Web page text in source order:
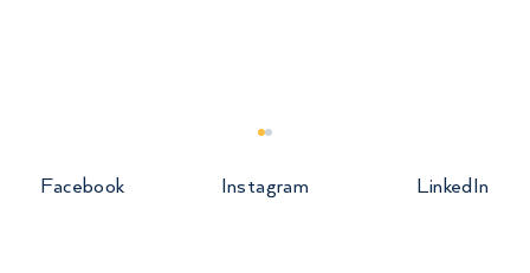
Instagram
Facebook LinkedIn